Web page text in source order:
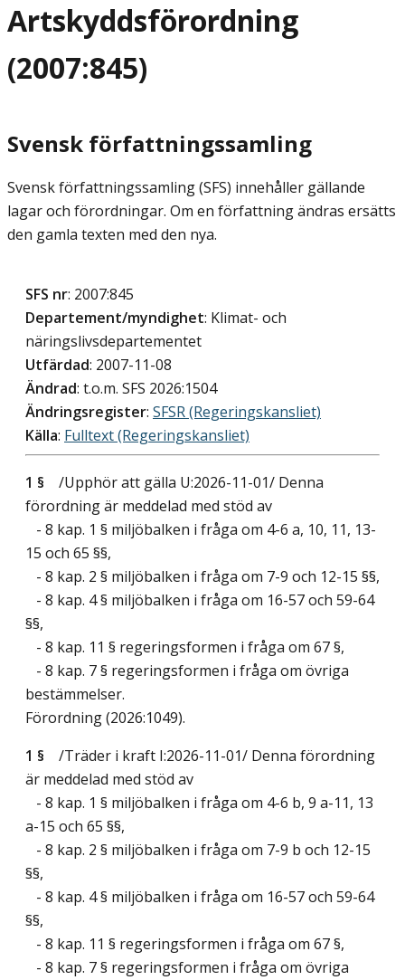
Artskyddsförordning
(2007:845)
Svensk författningssamling
Svensk författningssamling (SFS) innehåller gällande
lagar och förordningar. Om en författning ändras ersätts
den gamla texten med den nya.
SFS nr: 2007:845
Departement/myndighet: Klimat- och
näringslivsdepartementet
Utfärdad: 2007-11-08
Ändrad: t.o.m. SFS 2026:1504
Ändringsregister: SFSR (Regeringskansliet)
Källa: Fulltext (Regeringskansliet)
1 § /Upphör att gälla U:2026-11-01/ Denna
förordning är meddelad med stöd av
- 8 kap. 1 § miljöbalken i fråga om 4-6 a, 10, 11, 13-
15 och 65 §§,
- 8 kap. 2 § miljöbalken i fråga om 7-9 och 12-15 §§,
- 8 kap. 4 § miljöbalken i fråga om 16-57 och 59-64
§§,
- 8 kap. 11 § regeringsformen i fråga om 67 §,
- 8 kap. 7 § regeringsformen i fråga om övriga
bestämmelser.
Förordning (2026:1049).
1 §
/Träder i kraft I:2026-11-01/ Denna förordning
är meddelad med stöd av
- 8 kap. 1 § miljöbalken i fråga om 4-6 b, 9 a-11, 13
a-15 och 65 §§,
- 8 kap. 2 § miljöbalken i fråga om 7-9 b och 12-15
§§,
- 8 kap. 4 § miljöbalken i fråga om 16-57 och 59-64
§§,
- 8 kap. 11 § regeringsformen i fråga om 67 §,
- 8 kap. 7 § regeringsformen i fråga om övriga